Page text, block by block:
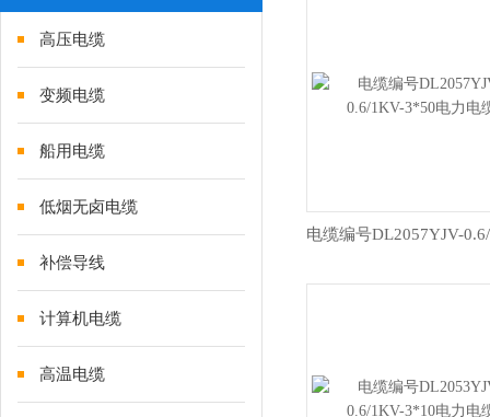
高压电缆
变频电缆
船用电缆
低烟无卤电缆
补偿导线
计算机电缆
高温电缆